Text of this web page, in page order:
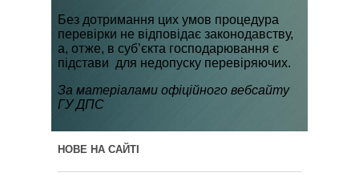
Без дотримання цих умов процедура
перевірки не відповідає законодавству,
а, отже, в суб’єкта господарювання є
підстави для недопуску перевіряючих.
За матеріалами офіційного вебсайту
ГУ ДПС
НОВЕ НА САЙТІ